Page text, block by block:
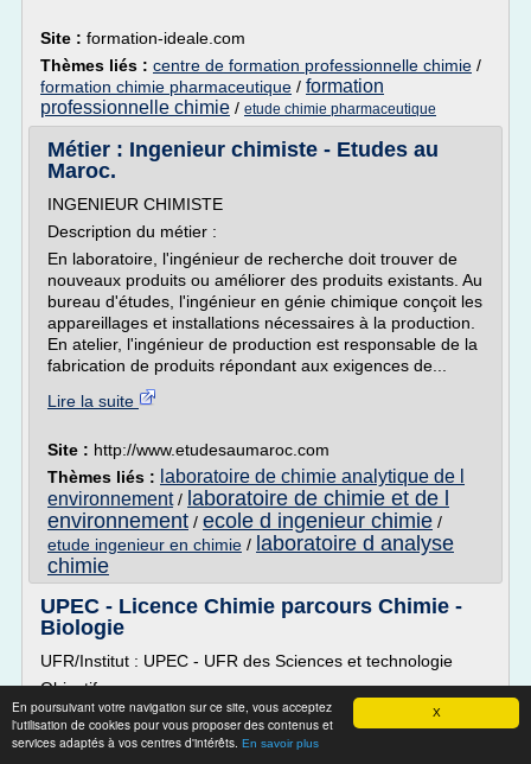
X
En poursuivant votre navigation sur ce site, vous acceptez
l'utilisation de cookies pour vous proposer des contenus et
services adaptés à vos centres d'intérêts. En savoir plus
Site : formation-ideale.com
Thèmes liés : centre de formation professionnelle chimie /
formation chimie pharmaceutique / formation
professionnelle chimie / etude chimie pharmaceutique
Métier : Ingenieur chimiste - Etudes au
Maroc.
INGENIEUR CHIMISTE
Description du métier :
En laboratoire, l'ingénieur de recherche doit trouver de
nouveaux produits ou améliorer des produits existants. Au
bureau d'études, l'ingénieur en génie chimique conçoit les
appareillages et installations nécessaires à la production.
En atelier, l'ingénieur de production est responsable de la
fabrication de produits répondant aux exigences de...
Lire la suite
Site : http://www.etudesaumaroc.com
Thèmes liés : laboratoire de chimie analytique de l
environnement/ laboratoire de chimie et de l
environnement / ecole d ingenieur chimie /
etude ingenieur en chimie / laboratoire d analyse
chimie
UPEC - Licence Chimie parcours Chimie -
Biologie
UFR/Institut : UPEC - UFR des Sciences et technologie
Objectifs
Afin de se mettre en conformité avec la nouvelle
nomenclature des licences scientifiques, la « Licence